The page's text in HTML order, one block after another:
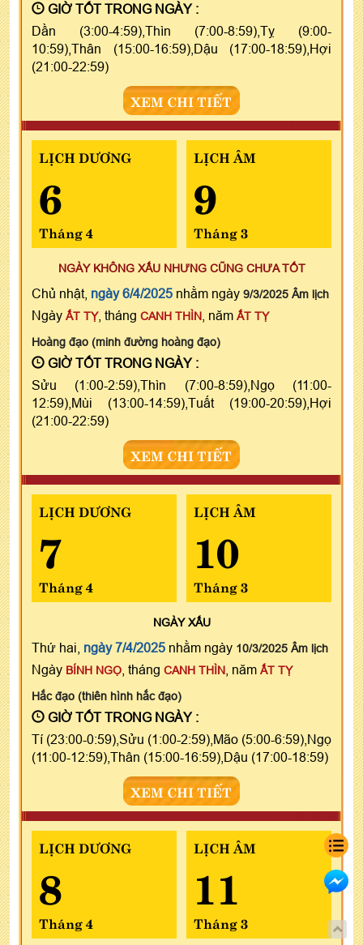
GIỜ TỐT TRONG NGÀY :
Dần (3:00-4:59),Thìn (7:00-8:59),Tỵ (9:00-
10:59),Thân (15:00-16:59),Dậu (17:00-18:59),Hợi
(21:00-22:59)
XEM CHI TIẾT
LỊCH DƯƠNG
6
Tháng 4
LỊCH ÂM
9
Tháng 3
NGÀY KHÔNG XẤU NHƯNG CŨNG CHƯA TỐT
Chủ nhật, ngày 6/4/2025 nhằm ngày 9/3/2025 Âm lịch
Ngày ẤT TỴ, tháng CANH THÌN , năm ẤT TỴ
Hoàng đạo (minh đường hoàng đạo)
GIỜ TỐT TRONG NGÀY :
Sửu (1:00-2:59),Thìn (7:00-8:59),Ngọ (11:00-
12:59),Mùi (13:00-14:59),Tuất (19:00-20:59),Hợi
(21:00-22:59)
XEM CHI TIẾT
LỊCH DƯƠNG
7
Tháng 4
LỊCH ÂM
10
Tháng 3
NGÀYXẤU
Thứ hai, ngày 7/4/2025 nhằm ngày 10/3/2025 Âm lịch
Ngày BÍNH NGỌ , tháng CANH THÌN , năm ẤT TỴ
Hắc đạo (thiên hình hắc đạo)
GIỜ TỐT TRONG NGÀY :
Tí (23:00-0:59),Sửu (1:00-2:59),Mão (5:00-6:59),Ngọ
(11:00-12:59),Thân (15:00-16:59),Dậu (17:00-18:59)
XEM CHI TIẾT
LỊCH DƯƠNG
8
Tháng 4
LỊCH ÂM
11
Tháng 3